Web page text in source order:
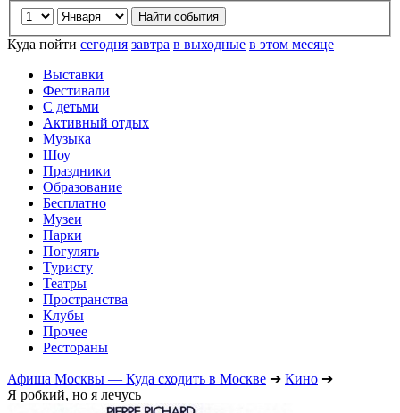
Куда пойти сегодня завтра в выходные в этом месяце
Выставки
Фестивали
С детьми
Активный отдых
Музыка
Шоу
Праздники
Образование
Бесплатно
Музеи
Парки
Погулять
Туристу
Театры
Пространства
Клубы
Прочее
Рестораны
Афиша Москвы — Куда сходить в Москве ➔ Кино ➔
Я робкий, но я лечусь